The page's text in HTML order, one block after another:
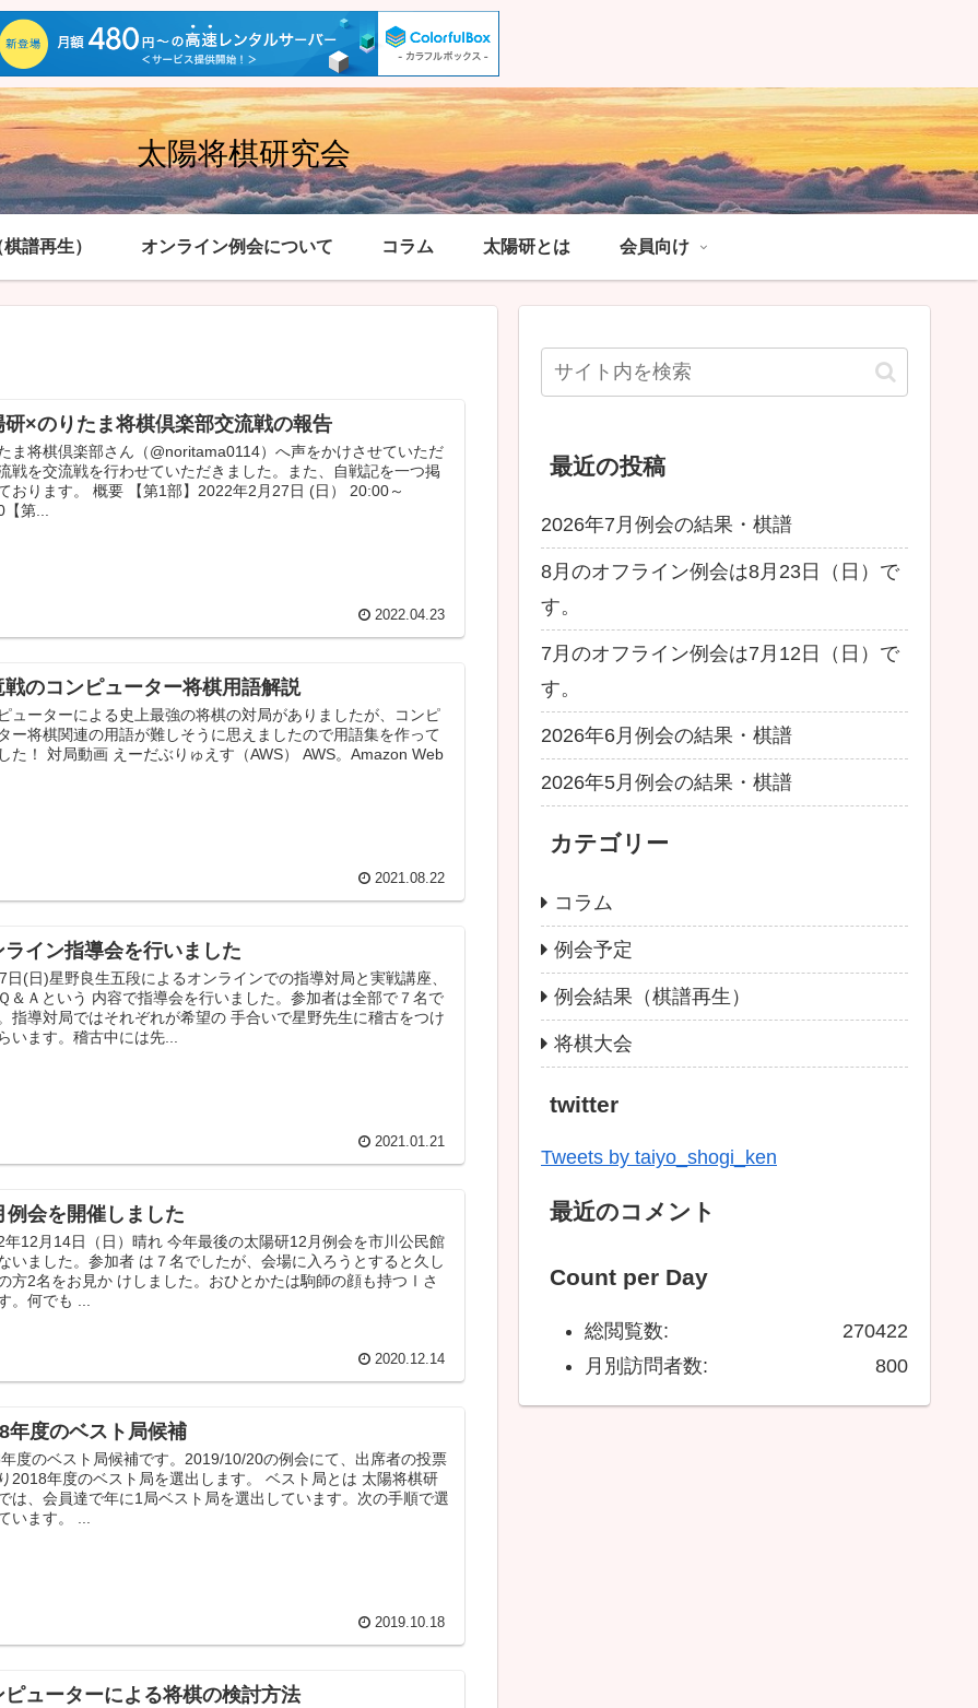
太陽将棋研究会
譜再生） オンライン例会について コラム 太陽研とは 会員向け
研×のりたま将棋倶楽部交流戦の報告
ま将棋倶楽部さん（@noritama0114）へ声をかけさせていただ
戦を交流戦を行わせていただきました。また、自戦記を一つ掲
おります。 概要 【第1部】2022年2月27日 (日） 20:00～
【第...
2022.04.23
戦のコンピューター将棋用語解説
ューターによる史上最強の将棋の対局がありましたが、コンピ
ー将棋関連の用語が難しそうに思えましたので用語集を作って
た！ 対局動画 えーだぶりゅえす（AWS） AWS。Amazon Web
2021.08.22
ライン指導会を行いました
日(日)星野良生五段によるオンラインでの指導対局と実戦講座、
＆Ａという 内容で指導会を行いました。参加者は全部で７名で
指導対局ではそれぞれが希望の 手合いで星野先生に稽古をつけ
います。稽古中には先...
2021.01.21
例会を開催しました
年12月14日（日）晴れ 今年最後の太陽研12月例会を市川公民館
いました。参加者 は７名でしたが、会場に入ろうとすると久し
方2名をお見か けしました。おひとかたは駒師の顔も持つⅠさ
。何でも ...
2020.12.14
年度のベスト局候補
度のベスト局候補です。2019/10/20の例会にて、出席者の投票
2018年度のベスト局を選出します。 ベスト局とは 太陽将棋研
は、会員達で年に1局ベスト局を選出しています。次の手順で選
います。 ...
2019.10.18
ピューターによる将棋の検討方法
最近の投稿
2026年7月例会の結果・棋譜
8月のオフライン例会は8月23日（日）で
す。
7月のオフライン例会は7月12日（日）で
す。
2026年6月例会の結果・棋譜
2026年5月例会の結果・棋譜
カテゴリー
コラム
例会予定
例会結果（棋譜再生）
将棋大会
twitter
Tweets by taiyo_shogi_ken
最近のコメント
Count per Day
270422
総閲覧数:
800
月別訪問者数: